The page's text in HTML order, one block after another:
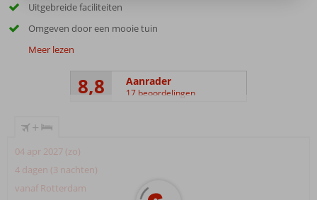
Uitgebreide faciliteiten
Omgeven door een mooie tuin
Meer lezen
8,8 Aanrader
17 beoordelingen
+
04 apr 2027 (zo)
4 dagen (3 nachten)
vanaf Rotterdam